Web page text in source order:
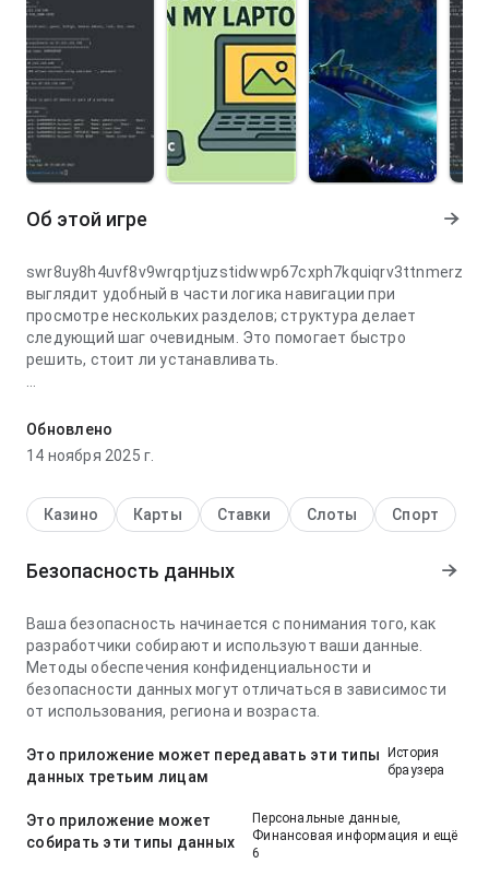
Об этой игре
выглядит удобный в части логика навигации при
просмотре нескольких разделов; структура делает
следующий шаг очевидным. Это помогает быстро
решить, стоит ли устанавливать.
выглядит зрелый в части логика навигации при
медленном соединении; опыт избегает лишних шагов.
Страница оставляет чистое и уверенное впечатление.
Обновлено
14 ноября 2025 г.
Казино Карты Ставки Слоты Спорт
Безопасность данных
Ваша безопасность начинается с понимания того, как
разработчики собирают и используют ваши данные.
Методы обеспечения конфиденциальности и
безопасности данных могут отличаться в зависимости
от использования, региона и возраста.
Это приложение может передавать эти типы
данных третьим лицам
История
браузера
Это приложение может
собирать эти типы данных
Персональные данные,
Финансовая информация и ещё
6